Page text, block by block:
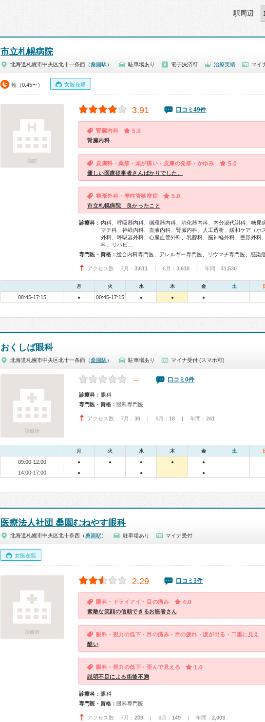
駅周辺
市立札幌病院
北海道札幌市中央区北十一条西（桑園駅 ） 駐車場あり 電子決済可 治療実績 マイ
朝（0:45〜） 女医在籍
病院
3.91 口コミ49件
腎臓内科 5.0
腎臓内科
皮膚科・薬疹・頭が痛い・皮膚の発疹・かゆみ 5.0
優しい医療従事者さんばかりでした。
整形外科・脊柱管狭窄症 5.0
市立札幌病院 良かったこと
診療科： 内科、呼吸器内科、循環器内科、消化器内科、内分泌代謝科、糖尿
マチ科、神経内科、血液内科、腎臓内科、人工透析、緩和ケア（ホ
外科、呼吸器外科、心臓血管外科、乳腺科、脳神経外科、整形外科
科、リハビ…
専門医・資格：
アクセス数 7月： 3,611 | 6月： 3,610 | 年間： 41,530
月 火 水 木 金 土
08:45-17:15 ● 00:45-17:15 ● ● ●
おくしば眼科
北海道札幌市中央区北十一条西（桑園駅 ） 駐車場あり マイナ受付 (スマホ可)
診療所
－ 口コミ0件
診療科： 眼科
専門医・資格： 眼科専門医
アクセス数 7月： 30 | 6月： 18 | 年間： 241
月 火 水 木 金 土
09:00-12:00 ● ● ● ● ●
14:00-17:00 ● ● ●
医療法人社団 桑園むねやす眼科
北海道札幌市中央区北十条西（桑園駅 ） 駐車場あり マイナ受付
女医在籍
診療所
2.29 口コミ3件
眼科・ドライアイ・目の痛み 4.0
素敵な笑顔の信頼できるお医者さん
酷い
眼科・視力の低下・歪んで見える 1.0
説明不足による術後不満
診療科： 眼科
専門医・資格： 眼科専門医
アクセス数 7月： 203 | 6月： 149 | 年間： 2,003